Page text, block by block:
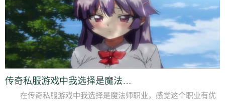
传奇私服游戏中我选择是魔法师职业
在传奇私服游戏中我选择是魔法师职业，感觉这个职业有优